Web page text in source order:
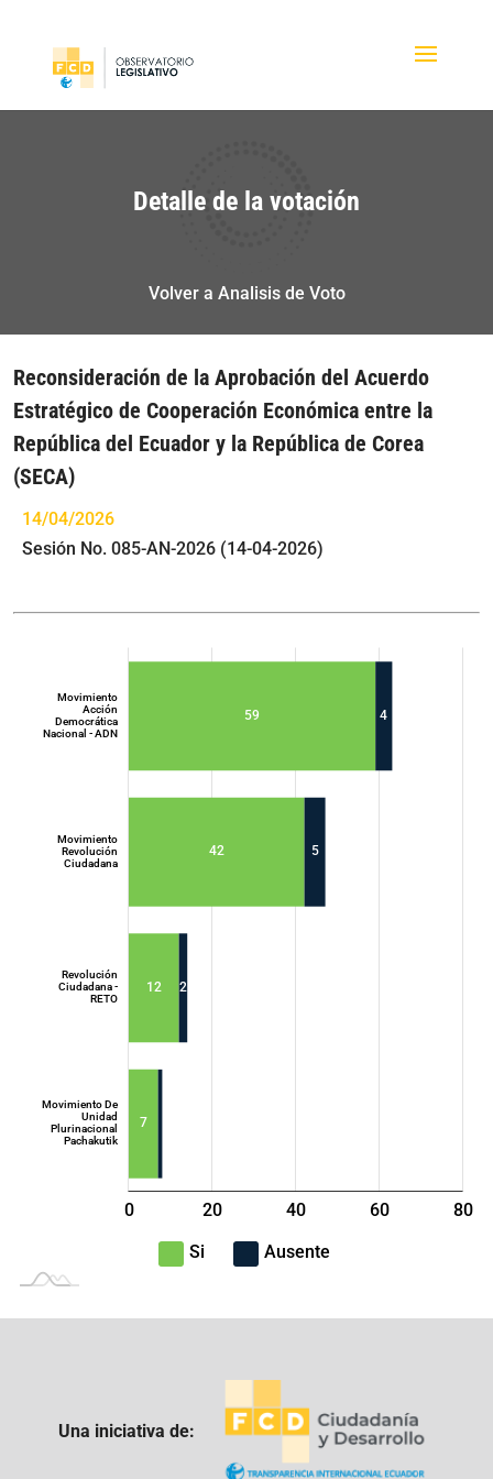
Detalle de la votación
Volver a Analisis de Voto
Reconsideración de la Aprobación del Acuerdo
Estratégico de Cooperación Económica entre la
República del Ecuador y la República de Corea
(SECA)
14/04/2026
Sesión No. 085-AN-2026 (14-04-2026)
7
12
42
59
2
5
4
Movimiento De
Unidad
Plurinacional
Pachakutik
Revolución
Ciudadana -
RETO
Movimiento
Revolución
Ciudadana
Movimiento
Acción
Democrática
Nacional - ADN
L
-40
-20
0 20 40 60 80
100
Si
Ausente
Una iniciativa de: